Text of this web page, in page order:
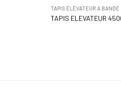
TAPIS ÉLÉVATEUR À BANDE
TAPIS ELEVATEUR